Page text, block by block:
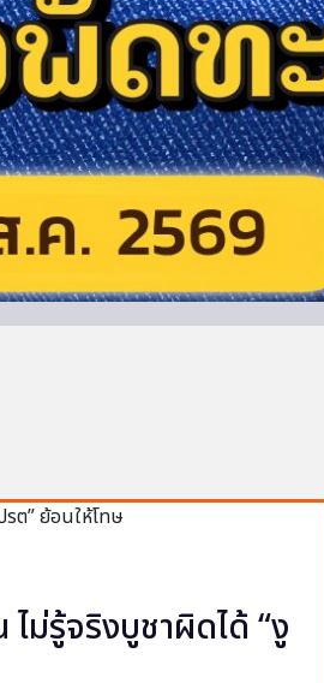
ม่รู้จริงบูชาผิดได้ “งู